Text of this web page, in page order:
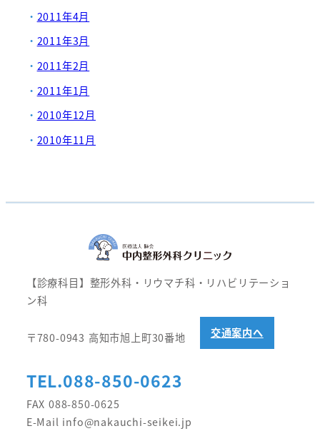
2011年4月
2011年3月
2011年2月
2011年1月
2010年12月
2010年11月
【診療科目】整形外科・リウマチ科・リハビリテーショ
ン科
〒780-0943 高知市旭上町30番地 交通案内へ
TEL.088-850-0623
FAX 088-850-0625
E-Mail info@nakauchi-seikei.jp